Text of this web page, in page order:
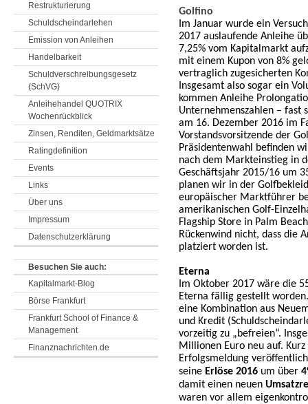
Golfino
Im Januar wurde ein
2017 auslaufende Anleihe
7,25% vom Kapitalmarkt
mit einem Kupon von 8%
vertraglich zugesicherten
Insgesamt also sogar ein
kommen Anleihe
Unternehmenszahlen – fast
am 16. Dezember 2016 im
Vorstandsvorsitzende der
Präsidentenwahl befinden
nach dem Markteinstieg in
Geschäftsjahr 2015/16 um
planen wir in der
europäischer Marktführer
amerikanischen Golf-
Flagship Store in Palm
Rückenwind nicht, dass die
platziert worden ist.
Eterna
Im Oktober 2017 wäre die
Eterna fällig gestellt
eine Kombination aus
und Kredit
vorzeitig zu „befreien“.
Millionen Euro neu auf.
Erfolgsmeldung
seine Erlöse 2016 um über
damit einen neuen
waren vor allem
Restrukturierung
Schuldscheindarlehen
Emission von Anleihen
Handelbarkeit
Schuldverschreibungsgesetz
(SchVG)
Anleihehandel QUOTRIX
Wochenrückblick
Zinsen, Renditen, Geldmarktsätze
Ratingdefinition
Events
Links
Über uns
Impressum
Datenschutzerklärung
Besuchen Sie auch:
Kapitalmarkt-Blog
Börse Frankfurt
Frankfurt School of Finance &
Management
Finanznachrichten.de